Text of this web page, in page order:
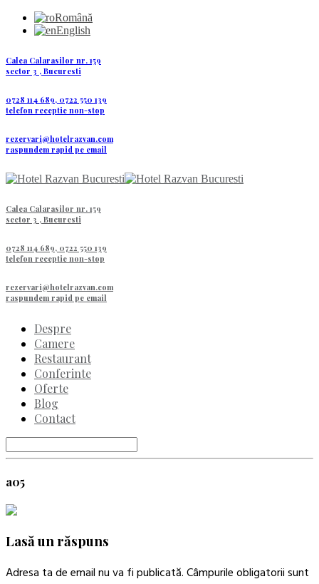
Română
English
Calea Calarasilor nr. 159
sector 3 , Bucuresti
0728 114 689, 0722 550 139
telefon receptie non-stop
rezervari@hotelrazvan.com
raspundem rapid pe email
Calea Calarasilor nr. 159
sector 3 , Bucuresti
0728 114 689, 0722 550 139
telefon receptie non-stop
rezervari@hotelrazvan.com
raspundem rapid pe email
Despre
Camere
Restaurant
Conferinte
Oferte
Blog
Contact
a05
Lasă un răspuns
Adresa ta de email nu va fi publicată. Câmpurile obligatorii sunt